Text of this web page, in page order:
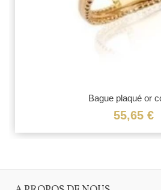
Bague plaqué or
55,65 €